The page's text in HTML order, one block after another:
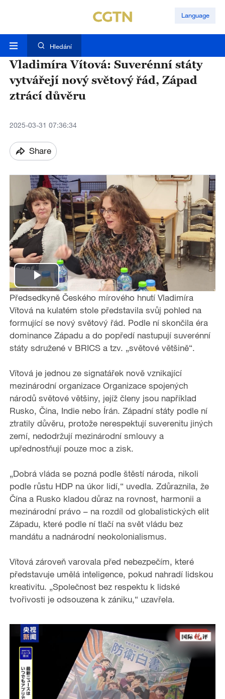
Language
Hledání
Vladimíra Vítová: Suverénní státy
vytvářejí nový světový řád, Západ
ztrácí důvěru
2025-03-31 07:36:34
Share
P
l
a
y
V
i
d
e
o
Předsedkyně Českého mírového hnutí Vladimíra
Vítová na kulatém stole představila svůj pohled na
formující se nový světový řád. Podle ní skončila éra
dominance Západu a do popředí nastupují suverénní
státy sdružené v BRICS a tzv. „světové většině“.
Vítová je jednou ze signatářek nově vznikající
mezinárodní organizace Organizace spojených
národů světové většiny, jejíž členy jsou například
Rusko, Čína, Indie nebo Írán. Západní státy podle ní
ztratily důvěru, protože nerespektují suverenitu jiných
zemí, nedodržují mezinárodní smlouvy a
upřednostňují pouze moc a zisk.
„Dobrá vláda se pozná podle štěstí národa, nikoli
podle růstu HDP na úkor lidí,“ uvedla. Zdůraznila, že
Čína a Rusko kladou důraz na rovnost, harmonii a
mezinárodní právo – na rozdíl od globalistických elit
Západu, které podle ní tlačí na svět vládu bez
mandátu a nadnárodní neokolonialismus.
Vítová zároveň varovala před nebezpečím, které
představuje umělá inteligence, pokud nahradí lidskou
kreativitu. „Společnost bez respektu k lidské
tvořivosti je odsouzena k zániku,“ uzavřela.